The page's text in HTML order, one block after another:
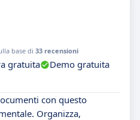
base di 33 recensioni
gratuita
Demo gratuita
con questo
Organizza,